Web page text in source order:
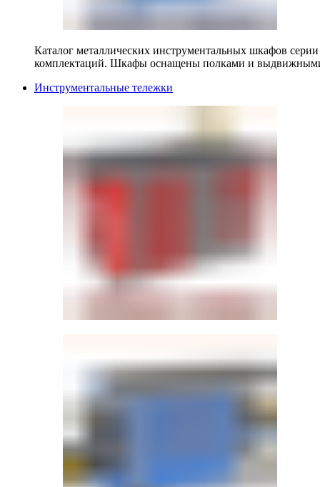
Каталог металлических инструментальных шкафов
комплектаций. Шкафы оснащены полками и
Инструментальные тележки